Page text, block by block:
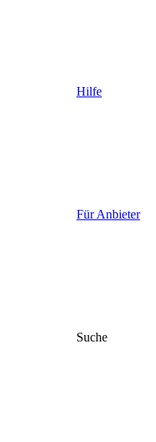
Hilfe
Für Anbieter
Suche